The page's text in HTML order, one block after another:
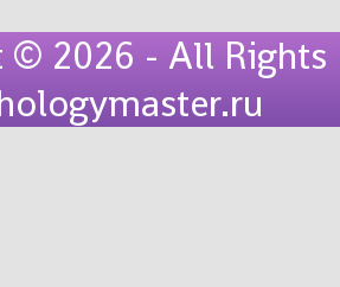
© 2026 - All Rights